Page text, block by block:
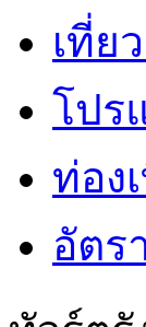
เที่ย
โปร
ท่อง
อัตร